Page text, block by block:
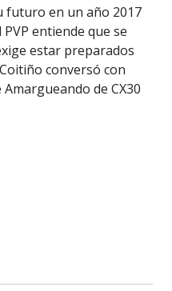
futuro en un año 2017
entiende que se
estar preparados
conversó con
de CX30